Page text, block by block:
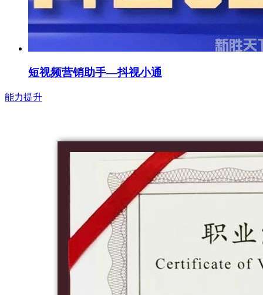
短视频营销助手—抖视小通
能力提升